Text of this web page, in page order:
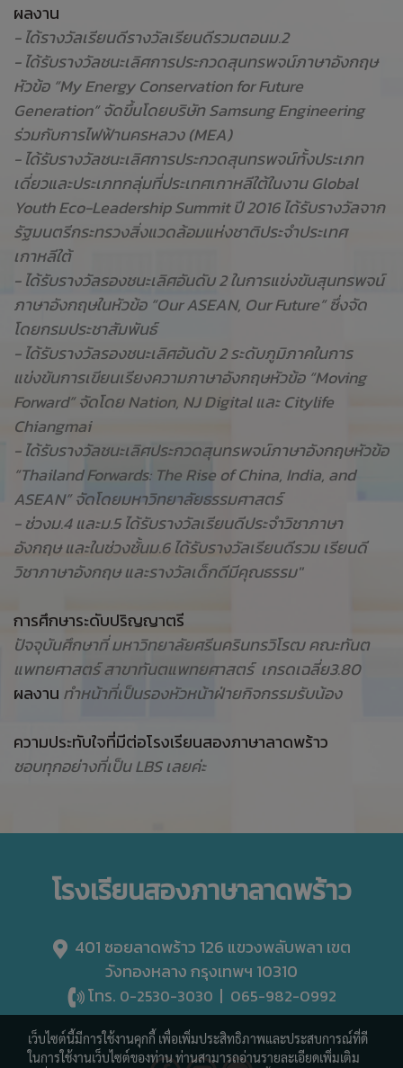
ผลงาน
- ได้รางวัลเรียนดีรางวัลเรียนดีรวมตอนม.2
- ได้รับรางวัลชนะเลิศการประกวดสุนทรพจน์ภาษาอังกฤษ
หัวข้อ “My Energy Conservation for Future
Generation” จัดขึ้นโดยบริษัท Samsung Engineering
ร่วมกับการไฟฟ้านครหลวง (MEA)
- ได้รับรางวัลชนะเลิศการประกวดสุนทรพจน์ทั้งประเภท
เดี่ยวและประเภทกลุ่มที่ประเทศเกาหลีใต้ในงาน Global
Youth Eco-Leadership Summit ปี 2016 ได้รับรางวัลจาก
รัฐมนตรีกระทรวงสิ่งแวดล้อมแห่งชาติประจำประเทศ
เกาหลีใต้
- ได้รับรางวัลรองชนะเลิศอันดับ 2 ในการแข่งขันสุนทรพจน์
ภาษาอังกฤษในหัวข้อ “Our ASEAN, Our Future” ซึ่งจัด
โดยกรมประชาสัมพันธ์
- ได้รับรางวัลรองชนะเลิศอันดับ 2 ระดับภูมิภาคในการ
แข่งขันการเขียนเรียงความภาษาอังกฤษหัวข้อ “Moving
Forward” จัดโดย Nation, NJ Digital และ Citylife
Chiangmai
- ได้รับรางวัลชนะเลิศประกวดสุนทรพจน์ภาษาอังกฤษหัวข้อ
“Thailand Forwards: The Rise of China, India, and
ASEAN” จัดโดยมหาวิทยาลัยธรรมศาสตร์
- ช่วงม.4 และม.5 ได้รับรางวัลเรียนดีประจำวิชาภาษา
อังกฤษ และในช่วงชั้นม.6 ได้รับรางวัลเรียนดีรวม เรียนดี
วิชาภาษาอังกฤษ และรางวัลเด็กดีมีคุณธรรม"
การศึกษาระดับปริญญาตรี
ปัจจุบันศึกษาที่ มหาวิทยาลัยศรีนครินทรวิโรฒ คณะทันต
แพทยศาสตร์ สาขาทันตแพทยศาสตร์ เกรดเฉลี่ย3.80
ผลงาน ทำหน้าที่เป็นรองหัวหน้าฝ่ายกิจกรรมรับน้อง
ความประทับใจที่มีต่อโรงเรียนสองภาษาลาดพร้าว
ชอบทุกอย่างที่เป็น LBS เลยค่ะ
โรงเรียนสองภาษาลาดพร้าว
401 ซอยลาดพร้าว 126 แขวงพลับพลา เขต
วังทองหลาง กรุงเทพฯ 10310
โทร. 0-2530-3030 | 065-982-0992
เว็บไซต์นี้มีการใช้งานคุกกี้ เพื่อเพิ่มประสิทธิภาพและประสบการณ์ที่ดี
ในการใช้งานเว็บไซต์ของท่าน ท่านสามารถอ่านรายละเอียดเพิ่มเติม